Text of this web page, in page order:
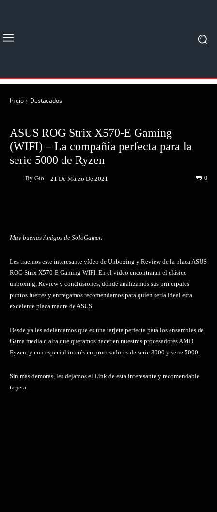
Inicio Destacados
ASUS ROG Strix X570-E Gaming
(WIFI) – La compañía perfecta para la
serie 5000 de Ryzen
By Gio 21 De Marzo De 2021 0
Muy buenas Amigos de SoloGamer.
Les traemos este interesante vídeo de Unboxing y Review de la placa ASUS
ROG Strix X570-E Gaming WIFI. En el video encontraran el clásico
unboxing, Review y conclusiones, donde analizamos sus principales
puntos fuertes y entregamos recomendamos para quien seria ideal esta
excelente placa madre de ASUS.
Desde ya les adelantamos que es una tarjeta perfecta para los ensambles de
Gama media o alta que queramos hacer en nuestros procesadores AMD
Ryzen, y con especial interés en procesadores de serie 3000 y serie 5000.
Sin mas demoras, les dejamos el Link de esta interesante y recomendable
tarjeta.